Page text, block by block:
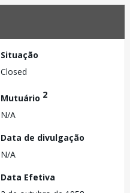
Situação
Closed
Mutuário 2
N/A
Data de divulgação
N/A
Data Efetiva